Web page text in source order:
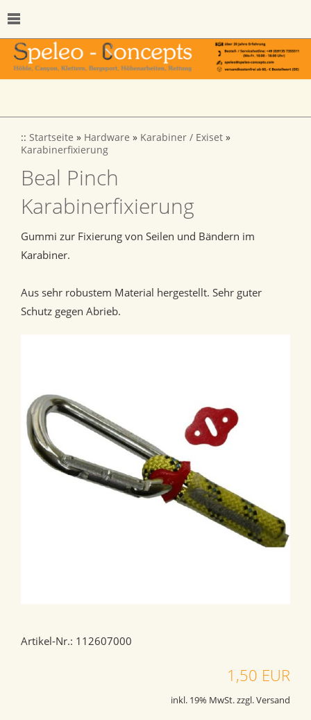
:: Startseite » Hardware » Karabiner / Exiset »
Karabinerfixierung
Beal Pinch
Karabinerfixierung
Gummi zur Fixierung von Seilen und Bändern im
Karabiner.
Aus sehr robustem Material hergestellt. Sehr guter
Schutz gegen Abrieb.
Artikel-Nr.: 112607000
1,50 EUR
inkl. 19% MwSt. zzgl. Versand